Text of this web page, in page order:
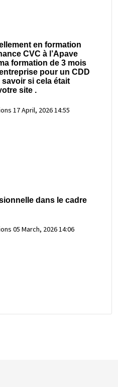
en formation
CVC à l’Apave
formation de 3 mois
pour un CDD
si cela était
site .
17 April, 2026 14:55
dans le cadre
05 March, 2026 14:06